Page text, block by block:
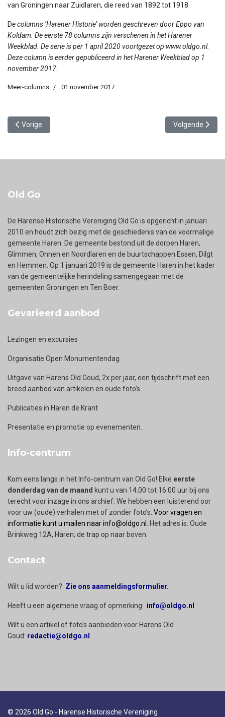
van Groningen naar Zuidlaren, die reed van 1892 tot 1918.
De columns ‘Harener Historie’ worden geschreven door Eppo van
Koldam. De eerste 78 columns zijn verschenen in het Harener
Weekblad. De serie is per 1 april 2020 voortgezet op www.oldgo.nl.
Deze column is eerder gepubliceerd in het Harener Weekblad op 1
november 2017.
Meer-columns 01 november 2017
Vorig artikel: Streekplan Groningen – Noord Drenthe 1940
Vorige Volgende
Volgende
Old Go
De Harense Historische Vereniging Old Go is opgericht in januari
2010 en houdt zich bezig met de geschiedenis van de voormalige
gemeente Haren. De gemeente bestond uit de dorpen Haren,
Glimmen, Onnen en Noordlaren en de buurtschappen Essen, Dilgt
en Hemmen. Op 1 januari 2019 is de gemeente Haren in het kader
van de gemeentelijke herindeling samengegaan met de
gemeenten Groningen en Ten Boer.
Gevarieerd aanbod
Lezingen en excursies
Organisatie Open Monumentendag
Uitgave van Harens Old Goud, 2x per jaar, een tijdschrift met een
breed aanbod van artikelen en oude foto's
Publicaties in Haren de Krant
Presentatie en promotie op evenementen.
Info-centrum
Kom eens langs in het Info-centrum van Old Go! Elke eerste
donderdag van de maand kunt u van 14.00 tot 16.00 uur bij ons
terecht voor inzage in ons archief. We hebben een luisterend oor
voor uw (oude) verhalen met of zonder foto’s. Voor vragen en
informatie kunt u mailen naar info@oldgo.nl
. Het adres is: Oude
Brinkweg 12A, Haren; de trap op naar boven.
Contact
Wilt u lid worden? Zie ons aanmeldingsformulier.
Heeft u een algemene vraag of opmerking: info@oldgo.nl
Wilt u een artikel of foto's aanbieden voor Harens Old
Goud: redactie@oldgo.nl
© 2026 Old Go - Harense Historische Vereniging